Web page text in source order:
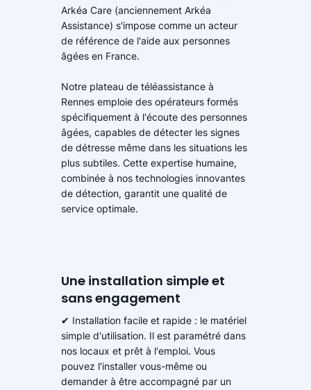
Arkéa Care (anciennement Arkéa
Assistance) s'impose comme un acteur
de référence de l'aide aux personnes
âgées en France.
Notre plateau de téléassistance à
Rennes emploie des opérateurs formés
spécifiquement à l'écoute des personnes
âgées, capables de détecter les signes
de détresse même dans les situations les
plus subtiles. Cette expertise humaine,
combinée à nos technologies innovantes
de détection, garantit une qualité de
service optimale.
Une installation simple et
sans engagement
✔ Installation facile et rapide : le matériel
simple d'utilisation. Il est paramétré dans
nos locaux et prêt à l'emploi. Vous
pouvez l'installer vous-même ou
demander à être accompagné par un